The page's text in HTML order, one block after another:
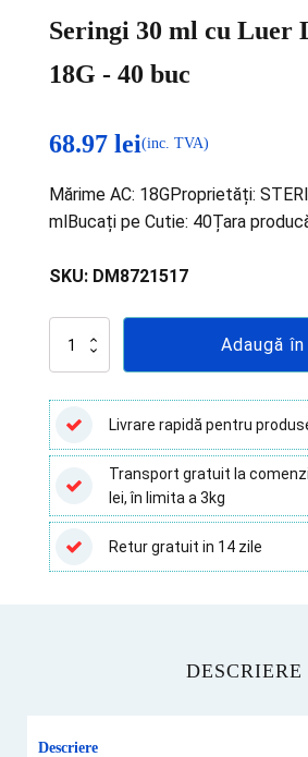
Seringi 30 ml cu Luer
18G - 40 buc
68.97 lei(inc. TVA)
Mărime AC: 18GProprietăți:
mlBucați pe Cutie: 40Țara
SKU: DM8721517
Cantitate
30
ml
cu
Luer
Lock
și
Ac
18G
-
40
Adaugă
Livrare rapidă pentru
Transport gratuit la
lei, în limita a 3kg
Retur gratuit in 14 zile
DESCRIERE
Descriere